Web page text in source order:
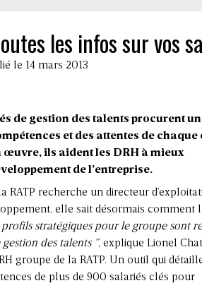
les infos sur vos
le 14 mars 2013
de gestion des talents procurent
et des attentes de chaque
œuvre, ils aident les DRH à mieux
de l’entreprise.
RATP recherche un directeur
elle sait désormais comment
profils stratégiques pour le groupe sont
des talents ”, explique Lionel
groupe de la RATP. Un outil qui
de plus de 900 salariés clés pour